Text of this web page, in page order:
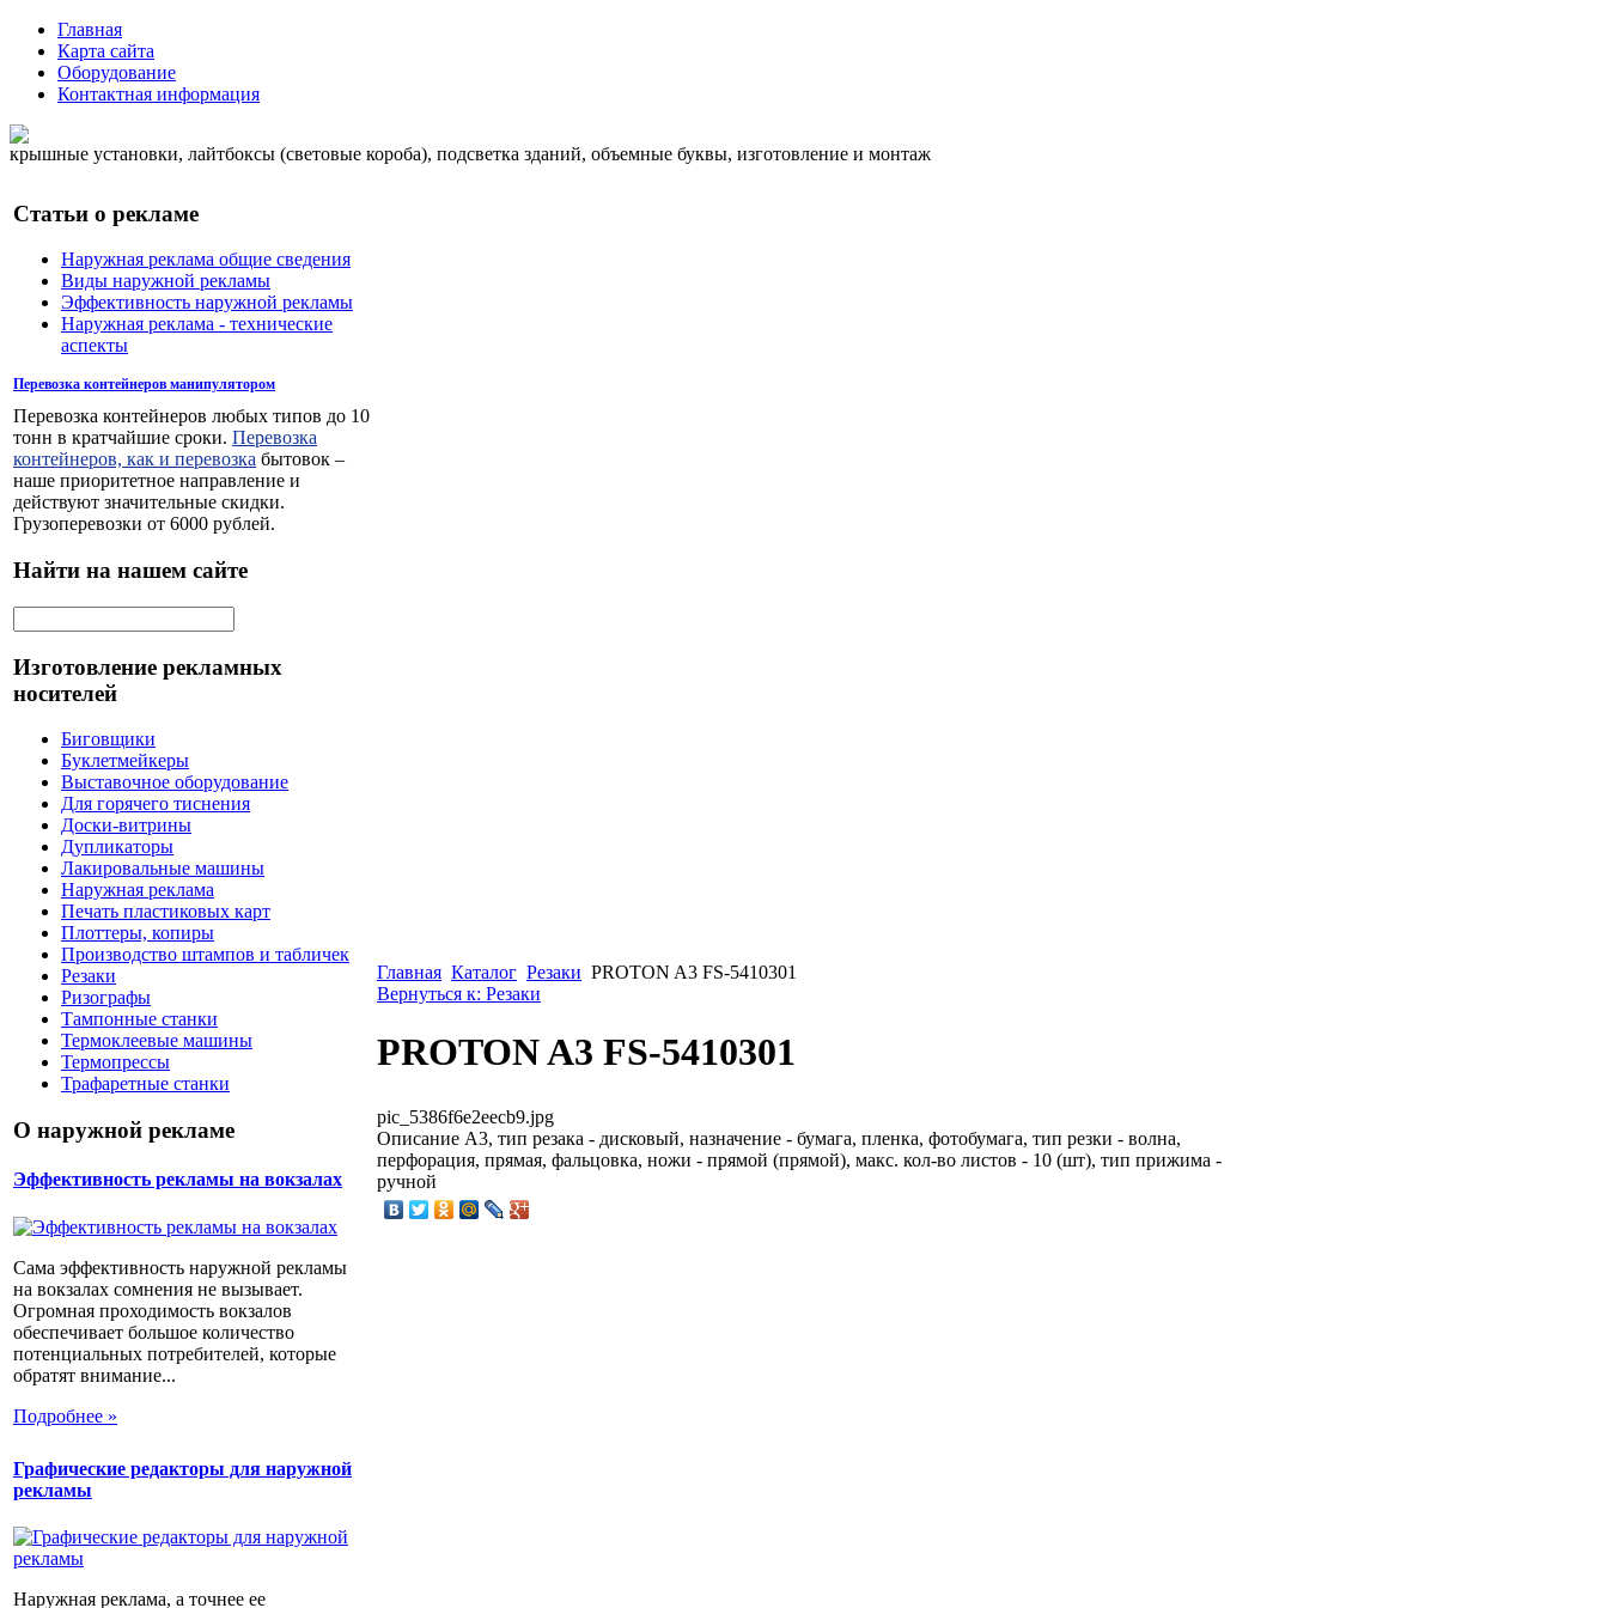
Главная
Карта сайта
Оборудование
Контактная информация
крышные установки, лайтбоксы (световые короба), подсветка зданий, объемные буквы, изготовление и монтаж
Статьи о рекламе
Наружная реклама общие сведения
Виды наружной рекламы
Эффективность наружной рекламы
Наружная реклама - технические
аспекты
Перевозка контейнеров манипулятором
Перевозка контейнеров любых типов до 10
тонн в кратчайшие сроки. Перевозка
контейнеров, как и перевозка бытовок –
наше приоритетное направление и
действуют значительные скидки.
Грузоперевозки от 6000 рублей.
Найти на нашем сайте
Изготовление рекламных
носителей
Биговщики
Буклетмейкеры
Выставочное оборудование
Для горячего тиснения
Доски-витрины
Дупликаторы
Лакировальные машины
Наружная реклама
Печать пластиковых карт
Плоттеры, копиры
Производство штампов и табличек
Резаки
Ризографы
Тампонные станки
Термоклеевые машины
Термопрессы
Трафаретные станки
О наружной рекламе
Эффективность рекламы на вокзалах
Сама эффективность наружной рекламы
на вокзалах сомнения не вызывает.
Огромная проходимость вокзалов
обеспечивает большое количество
потенциальных потребителей, которые
обратят внимание...
Подробнее »
Графические редакторы для наружной
рекламы
Наружная реклама, а точнее ее
Главная Каталог Резаки PROTON A3 FS-5410301
Вернуться к: Резаки
PROTON A3 FS-5410301
pic_5386f6e2eecb9.jpg
Описание A3, тип резака - дисковый, назначение - бумага, пленка, фотобумага, тип резки - волна,
перфорация, прямая, фальцовка, ножи - прямой (прямой), макс. кол-во листов - 10 (шт), тип прижима -
ручной